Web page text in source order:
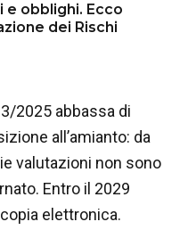
e obblighi. Ecco
dei Rischi
2025 abbassa di
all’amianto: da
valutazioni non sono
Entro il 2029
elettronica.